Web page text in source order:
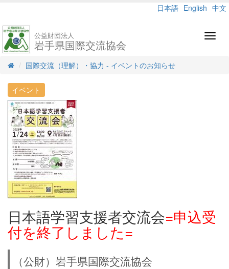
日本語 English 中文
公益財団法人
岩手県国際交流協会
国際交流（理解）・協力 - イベントのお知らせ
イベント
日本語学習支援者交流会=申込受
付を終了しました=
（公財）岩手県国際交流協会